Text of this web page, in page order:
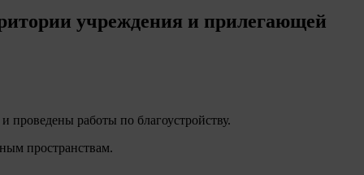
учреждения и прилегающей
работы по благоустройству.
пространствам.